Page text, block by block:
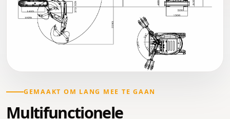
GEMAAKT OM LANG MEE TE GAAN
Multifunctionele